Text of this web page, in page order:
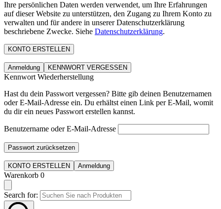
Ihre persönlichen Daten werden verwendet, um Ihre Erfahrungen
auf dieser Website zu unterstützen, den Zugang zu Ihrem Konto zu
verwalten und für andere in unserer Datenschutzerklärung
beschriebene Zwecke. Siehe Datenschutzerklärung.
KONTO ERSTELLEN
Anmeldung KENNWORT VERGESSEN
Kennwort Wiederherstellung
Hast du dein Passwort vergessen? Bitte gib deinen Benutzernamen
oder E-Mail-Adresse ein. Du erhältst einen Link per E-Mail, womit
du dir ein neues Passwort erstellen kannst.
Benutzername oder E-Mail-Adresse
Passwort zurücksetzen
KONTO ERSTELLEN Anmeldung
Warenkorb 0
Search for: